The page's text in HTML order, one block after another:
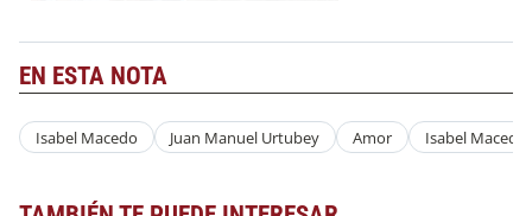
EN ESTA NOTA
Isabel Macedo Juan Manuel Urtubey Amor Isabel Macedo